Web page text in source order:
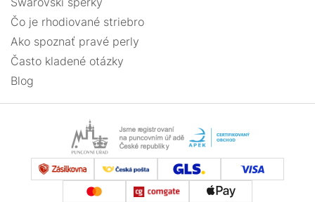
Čo je rhodiované striebro
Ako spoznať pravé perly
Často kladené otázky
Blog